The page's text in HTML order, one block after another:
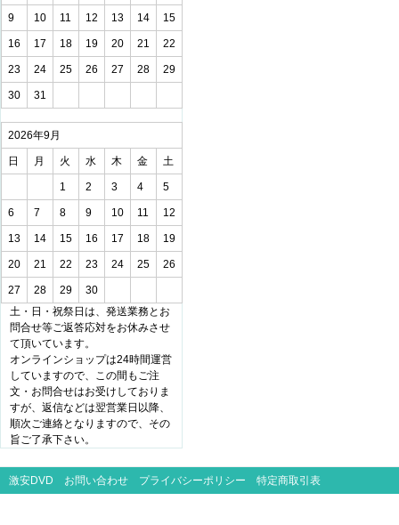
9 10 11 12 13 14 15
16 17 18 19 20 21 22
23 24 25 26 27 28 29
30 31
2026年9月
日 月 火 水 木 金 土
1 2 3 4 5
6 7 8 9 10 11 12
13 14 15 16 17 18 19
20 21 22 23 24 25 26
27 28 29
30
土・日・祝祭日は、発送業務とお
問合せ等ご返答応対をお休みさせ
て頂いています。
オンラインショップは24時間運営
していますので、この間もご注
文・お問合せはお受けしておりま
すが、返信などは翌営業日以降、
順次ご連絡となりますので、その
旨ご了承下さい。
激安DVD お問い合わせ プライバシーポリシー 特定商取引表